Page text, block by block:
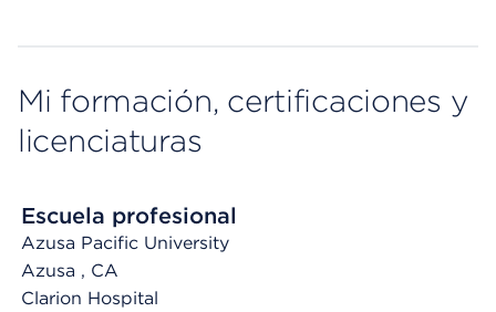
Mi formación, certificaciones y
licenciaturas
Escuela profesional
Azusa Pacific University
Azusa , CA
Clarion Hospital